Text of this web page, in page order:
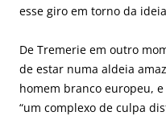
esse giro em torno da
De Tremerie em outro
de estar numa aldeia
homem branco europeu,
“um complexo de culpa